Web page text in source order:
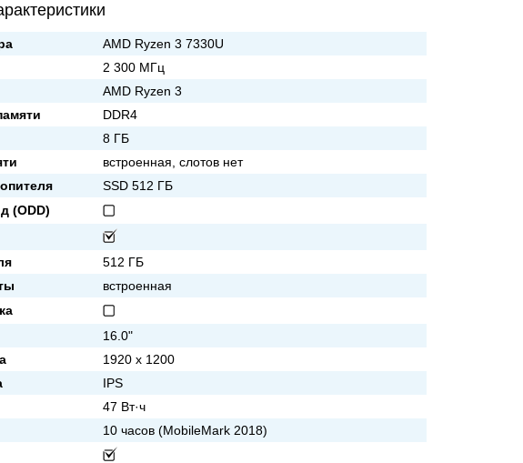
AMD Ryzen 3 7330U
2 300 МГц
AMD Ryzen 3
DDR4
8 ГБ
встроенная, слотов нет
SSD 512 ГБ
(ODD)
512 ГБ
встроенная
16.0"
1920 x 1200
IPS
47 Вт·ч
10 часов (MobileMark 2018)